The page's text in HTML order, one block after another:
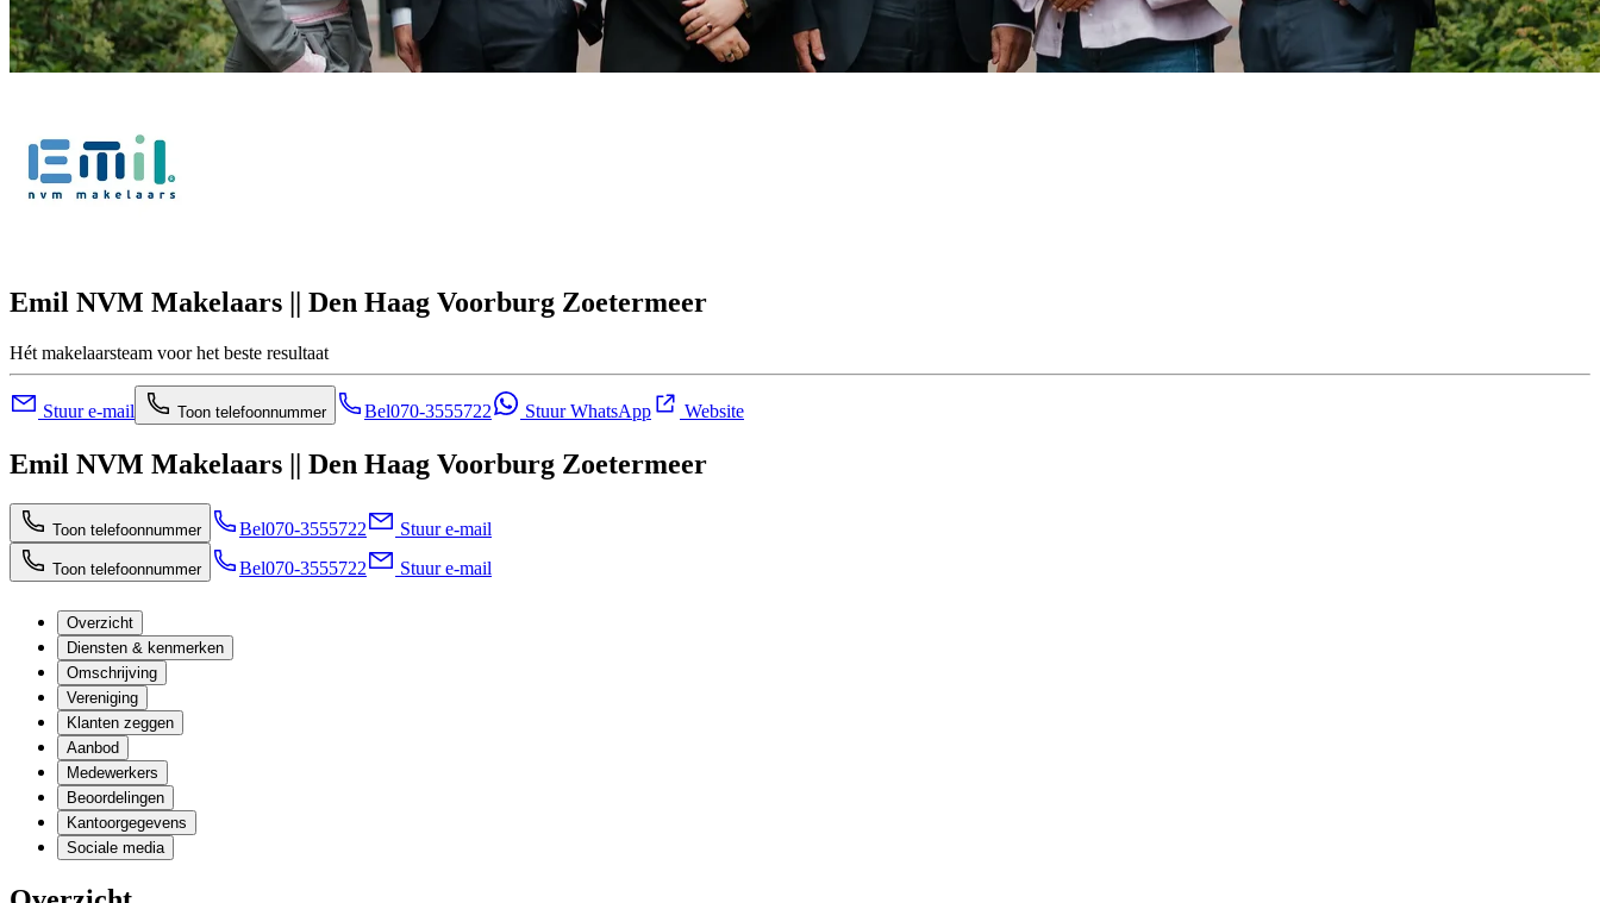
Emil NVM Makelaars || Den Haag Voorburg Zoetermeer
Hét makelaarsteam voor het beste resultaat
Stuur e-mail Toon telefoonnummer Bel070-3555722 Stuur WhatsApp Website
Emil NVM Makelaars || Den Haag Voorburg Zoetermeer
Toon telefoonnummer Bel070-3555722 Stuur e-mail
Toon telefoonnummer Bel070-3555722 Stuur e-mail
Overzicht
Diensten & kenmerken
Omschrijving
Vereniging
Klanten zeggen
Aanbod
Medewerkers
Beoordelingen
Kantoorgegevens
Sociale media